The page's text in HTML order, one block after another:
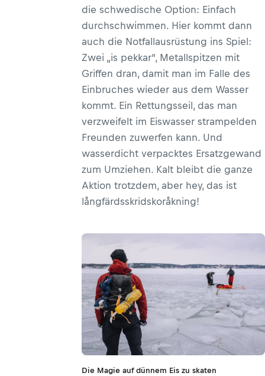
die schwedische Option: Einfach
durchschwimmen. Hier kommt dann
auch die Notfallausrüstung ins Spiel:
Zwei „is pekkar“, Metallspitzen mit
Griffen dran, damit man im Falle des
Einbruches wieder aus dem Wasser
kommt. Ein Rettungsseil, das man
verzweifelt im Eiswasser strampelden
Freunden zuwerfen kann. Und
wasserdicht verpacktes Ersatzgewand
zum Umziehen. Kalt bleibt die ganze
Aktion trotzdem, aber hey, das ist
långfärdsskridskoråkning!
Die Magie auf dünnem Eis zu skaten